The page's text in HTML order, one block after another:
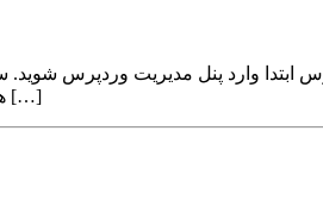
ها را انتخاب کنید. برچسب مورد نظر خود را انتخاب کرده و بر روی گزینه ویرایش کلیک کنید. تغییرات مدنظرتان […]